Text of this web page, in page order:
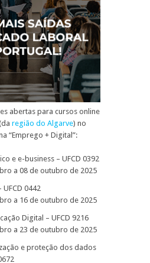
abertas para cursos online
região do Algarve) no
“Emprego + Digital”:
e e-business – UFCD 0392
a 08 de outubro de 2025
UFCD 0442
a 16 de outubro de 2025
Digital – UFCD 9216
a 23 de outubro de 2025
e proteção dos dados